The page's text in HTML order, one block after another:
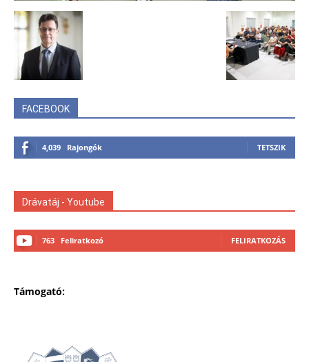
FACEBOOK
4,039 Rajongók TETSZIK
Drávatáj - Youtube
763 Feliratkozó FELIRATKOZÁS
Támogató: